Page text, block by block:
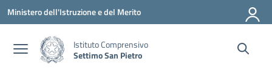
Vai ai contenuti
Vai al menu di navigazione
Vai al footer
Ministero dell'Istruzione e del Merito
Istituto Comprensivo
Settimo San Pietro